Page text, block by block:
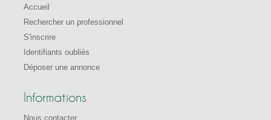
Accueil
Rechercher un professionnel
S'inscrire
Identifiants oubliés
Déposer une annonce
Informations
Nous contacter